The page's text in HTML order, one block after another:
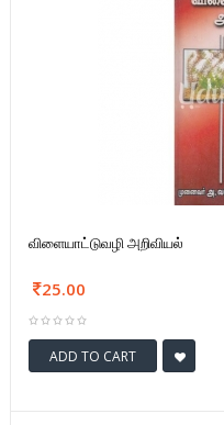
விளையாட்டுவழி அறிவியல்
25.00
ADD TO CART